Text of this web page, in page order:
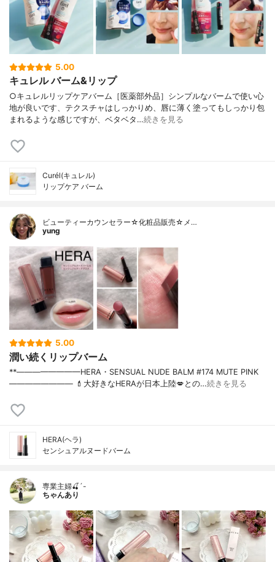
5.00
キュレル バーム&リップ
○キュレルリップケアバーム［医薬部外品］シンプルなバームで使い心
地が良いです、テクスチャはしっかりめ、唇に薄く塗ってもしっかり包
まれるような感じですが、ベタベタ…続きを見る
Curél(キュレル)
リップケア バーム
ビューティーカウンセラー☆化粧品販売☆メ…
yung
5.00
潤い続くリップバーム
**————————⁡HERA⁡・SENSUAL NUDE BALM #174 MUTE PINK⁡⁡
————————⁡ ⁡⁡💄大好きなHERAが日本上陸💋との…続きを見る
HERA(ヘラ)
センシュアルヌードバーム
専業主婦🍒´-
ちゃんあり